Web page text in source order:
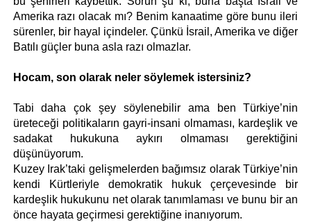
Amerika razı olacak mı? Benim kanaatime göre bunu ileri
sürenler, bir hayal içindeler. Çünkü İsrail, Amerika ve diğer
Batılı güçler buna asla razı olmazlar.
Hocam, son olarak neler söylemek istersiniz?
Tabi daha çok şey söylenebilir ama ben Türkiye’nin
üreteceği politikaların gayri-insani olmaması, kardeşlik ve
sadakat hukukuna aykırı olmaması gerektiğini
düşünüyorum.
Kuzey Irak’taki gelişmelerden bağımsız olarak Türkiye’nin
kendi Kürtleriyle demokratik hukuk çerçevesinde bir
kardeşlik hukukunu net olarak tanımlaması ve bunu bir an
önce hayata geçirmesi gerektiğine inanıyorum.